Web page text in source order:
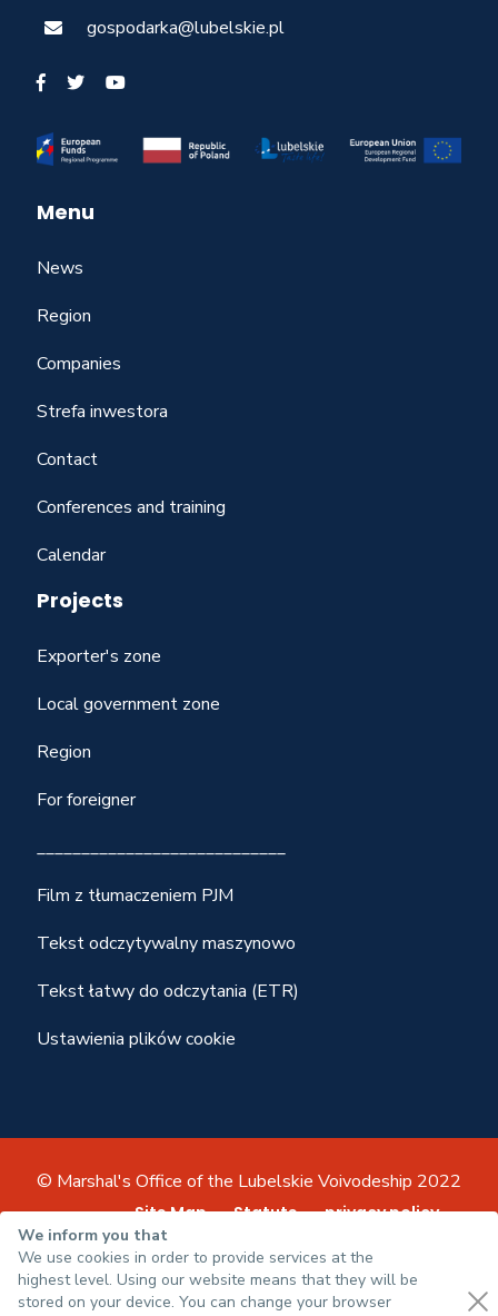
gospodarka@lubelskie.pl
Menu
News
Region
Companies
Strefa inwestora
Contact
Conferences and training
Calendar
Projects
Exporter's zone
Local government zone
Region
For foreigner
____________________________
Film z tłumaczeniem PJM
Tekst odczytywalny maszynowo
Tekst łatwy do odczytania (ETR)
Ustawienia plików cookie
© Marshal's Office of the Lubelskie Voivodeship 2022
Site Map Statute
privacy policy
We inform you that
We use cookies in order to provide services at the
highest level. Using our website means that they will be
stored on your device. You can change your browser